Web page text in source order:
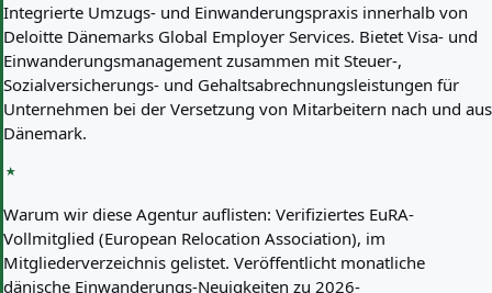
Integrierte Umzugs- und Einwanderungspraxis innerhalb von
Deloitte Dänemarks Global Employer Services. Bietet Visa- und
Einwanderungsmanagement zusammen mit Steuer-,
Sozialversicherungs- und Gehaltsabrechnungsleistungen für
Unternehmen bei der Versetzung von Mitarbeitern nach und aus
Dänemark.
Warum wir diese Agentur auflisten: Verifiziertes EuRA-
Vollmitglied (European Relocation Association), im
Mitgliederverzeichnis gelistet. Veröffentlicht monatliche
dänische Einwanderungs-Neuigkeiten zu 2026-